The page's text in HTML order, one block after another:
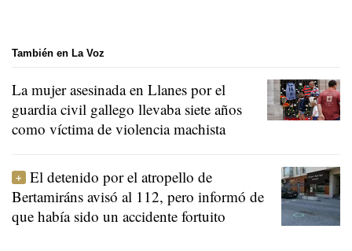
También en La Voz
La mujer asesinada en Llanes por el
guardia civil gallego llevaba siete años
como víctima de violencia machista
El detenido por el atropello de
Bertamiráns avisó al 112, pero informó de
que había sido un accidente fortuito